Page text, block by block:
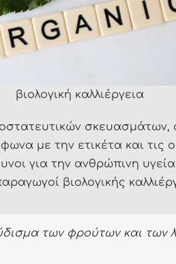
βιολογική καλλιέργεια
με την ετικέτα και
για την ανθρώπινη
βιολογικής
των φρούτων και